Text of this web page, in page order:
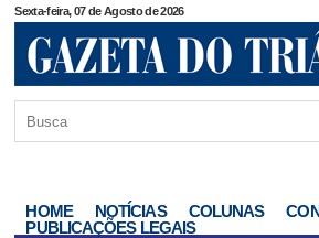
Sexta-feira, 07 de Agosto de 2026
HOME NOTÍCIAS COLUNAS
PUBLICAÇÕES LEGAIS